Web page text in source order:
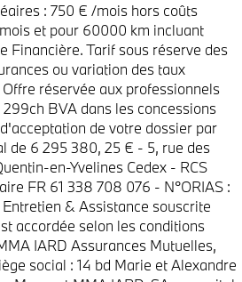
: 750 € /mois hors coûts
et pour 60000 km incluant
Financière. Tarif sous réserve des
ou variation des taux
réservée aux professionnels
BVA dans les concessions
de votre dossier par
de 6 295 380, 25 € - 5, rue des
en-Yvelines Cedex - RCS
FR 61 338 708 076 - N°ORIAS :
& Assistance souscrite
accordée selon les conditions
IARD Assurances Mutuelles,
social : 14 bd Marie et Alexandre